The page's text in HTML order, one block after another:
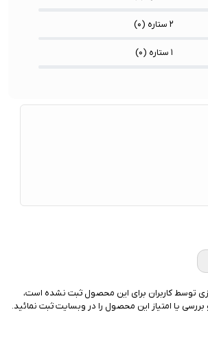
۲ ستاره ( ۰)
۱ ستاره ( ۰)
توسط کاربران برای این محصول ثبت نشده است،
بررسی یا امتیاز این محصول را در وبسایت ثبت نمائید.